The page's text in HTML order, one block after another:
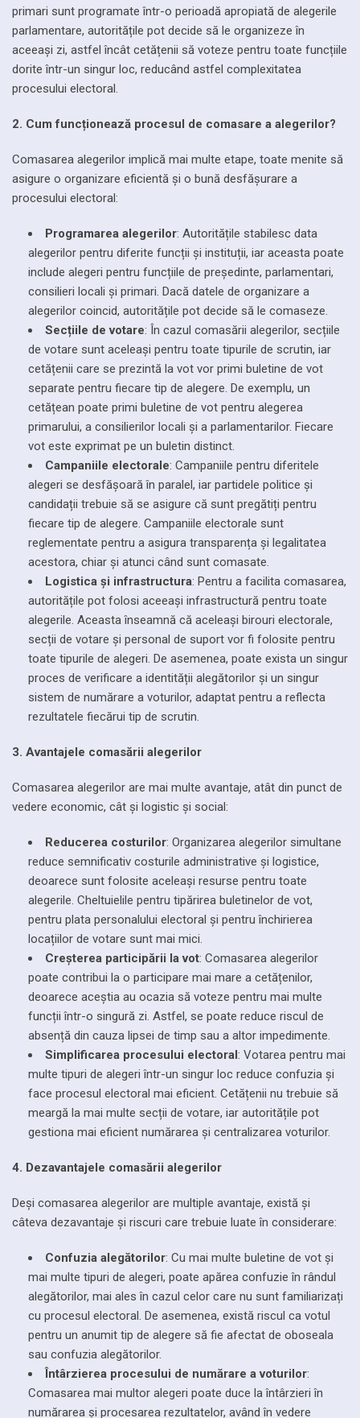
primari sunt programate într-o perioadă apropiată de alegerile
parlamentare, autoritățile pot decide să le organizeze în
aceeași zi, astfel încât cetățenii să voteze pentru toate funcțiile
dorite într-un singur loc, reducând astfel complexitatea
procesului electoral.
2. Cum funcționează procesul de comasare a alegerilor?
Comasarea alegerilor implică mai multe etape, toate menite să
asigure o organizare eficientă și o bună desfășurare a
procesului electoral:
Programarea alegerilor: Autoritățile stabilesc data
alegerilor pentru diferite funcții și instituții, iar aceasta poate
include alegeri pentru funcțiile de președinte, parlamentari,
consilieri locali și primari. Dacă datele de organizare a
alegerilor coincid, autoritățile pot decide să le comaseze.
Secțiile de votare: În cazul comasării alegerilor, secțiile
de votare sunt aceleași pentru toate tipurile de scrutin, iar
cetățenii care se prezintă la vot vor primi buletine de vot
separate pentru fiecare tip de alegere. De exemplu, un
cetățean poate primi buletine de vot pentru alegerea
primarului, a consilierilor locali și a parlamentarilor. Fiecare
vot este exprimat pe un buletin distinct.
Campaniile electorale: Campaniile pentru diferitele
alegeri se desfășoară în paralel, iar partidele politice și
candidații trebuie să se asigure că sunt pregătiți pentru
fiecare tip de alegere. Campaniile electorale sunt
reglementate pentru a asigura transparența și legalitatea
acestora, chiar și atunci când sunt comasate.
Logistica și infrastructura: Pentru a facilita comasarea,
autoritățile pot folosi aceeași infrastructură pentru toate
alegerile. Aceasta înseamnă că aceleași birouri electorale,
secții de votare și personal de suport vor fi folosite pentru
toate tipurile de alegeri. De asemenea, poate exista un singur
proces de verificare a identității alegătorilor și un singur
sistem de numărare a voturilor, adaptat pentru a reflecta
rezultatele fiecărui tip de scrutin.
3. Avantajele comasării alegerilor
Comasarea alegerilor are mai multe avantaje, atât din punct de
vedere economic, cât și logistic și social:
Reducerea costurilor: Organizarea alegerilor simultane
reduce semnificativ costurile administrative și logistice,
deoarece sunt folosite aceleași resurse pentru toate
alegerile. Cheltuielile pentru tipărirea buletinelor de vot,
pentru plata personalului electoral și pentru închirierea
locațiilor de votare sunt mai mici.
Creșterea participării la vot: Comasarea alegerilor
poate contribui la o participare mai mare a cetățenilor,
deoarece aceștia au ocazia să voteze pentru mai multe
funcții într-o singură zi. Astfel, se poate reduce riscul de
absență din cauza lipsei de timp sau a altor impedimente.
Simplificarea procesului electoral: Votarea pentru mai
multe tipuri de alegeri într-un singur loc reduce confuzia și
face procesul electoral mai eficient. Cetățenii nu trebuie să
meargă la mai multe secții de votare, iar autoritățile pot
gestiona mai eficient numărarea și centralizarea voturilor.
4. Dezavantajele comasării alegerilor
Deși comasarea alegerilor are multiple avantaje, există și
câteva dezavantaje și riscuri care trebuie luate în considerare:
Confuzia alegătorilor: Cu mai multe buletine de vot și
mai multe tipuri de alegeri, poate apărea confuzie în rândul
alegătorilor, mai ales în cazul celor care nu sunt familiarizați
cu procesul electoral. De asemenea, există riscul ca votul
pentru un anumit tip de alegere să fie afectat de oboseala
sau confuzia alegătorilor.
Întârzierea procesului de numărare a voturilor:
Comasarea mai multor alegeri poate duce la întârzieri în
numărarea și procesarea rezultatelor, având în vedere